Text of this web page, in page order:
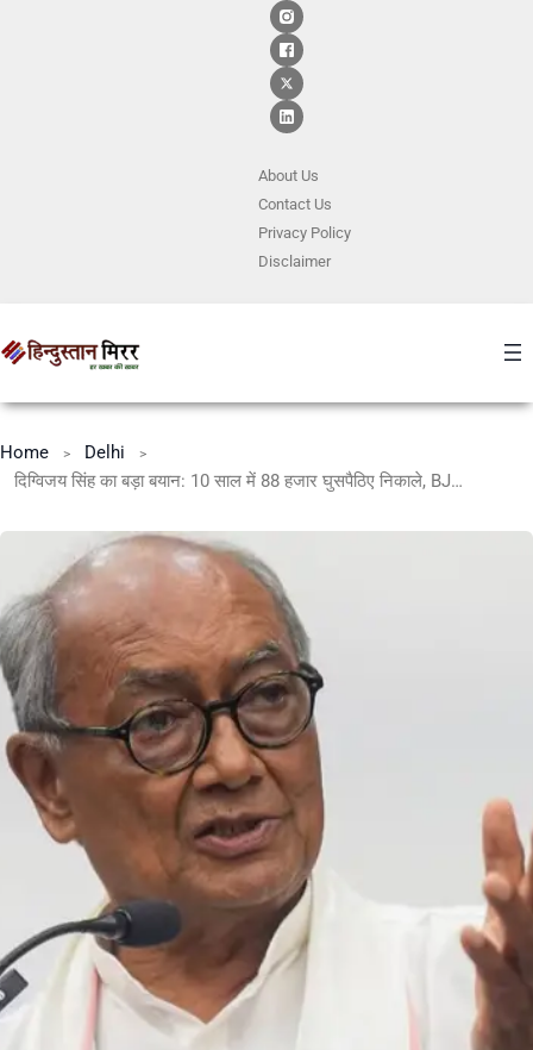
About Us
ContactUs
Privacy Policy
Disclaimer
Home
Delhi
दिग्विजय सिंह का बड़ा बयान: 10 साल में 88 हजार घुसपैठिए निकाले, BJP पर साधा निशाना